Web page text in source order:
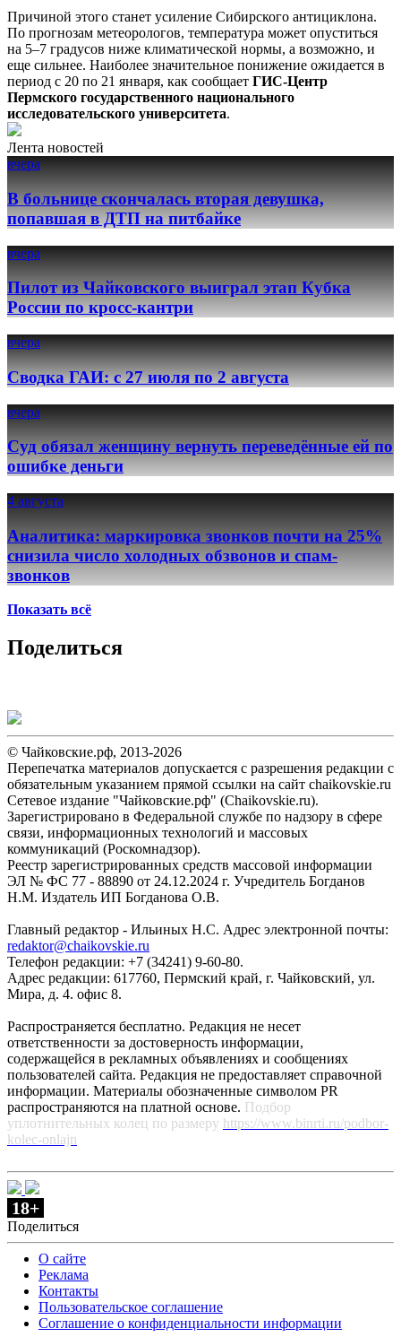
Причиной этого станет усиление Сибирского антициклона.
По прогнозам метеорологов, температура может опуститься
на 5–7 градусов ниже климатической нормы, а возможно, и
еще сильнее. Наиболее значительное понижение ожидается в
период с 20 по 21 января, как сообщает ГИС-Центр
Пермского государственного национального
исследовательского университета.
Лента новостей
вчера
В больнице скончалась вторая девушка,
попавшая в ДТП на питбайке
вчера
Пилот из Чайковского выиграл этап Кубка
России по кросс-кантри
вчера
Сводка ГАИ: с 27 июля по 2 августа
вчера
Суд обязал женщину вернуть переведённые ей по
ошибке деньги
4 августа
Аналитика: маркировка звонков почти на 25%
снизила число холодных обзвонов и спам-
звонков
Показать всё
Поделиться
© Чайковские.рф, 2013-2026
Перепечатка материалов допускается с разрешения редакции с
обязательным указанием прямой ссылки на сайт chaikovskie.ru
Сетевое издание "Чайковские.рф" (Chaikovskie.ru).
Зарегистрировано в Федеральной службе по надзору в сфере
связи, информационных технологий и массовых
коммуникаций (Роскомнадзор).
Реестр зарегистрированных средств массовой информации
ЭЛ № ФС 77 - 88890 от 24.12.2024 г. Учредитель Богданов
Н.М. Издатель ИП Богданова О.В.
Главный редактор - Ильиных Н.С. Адрес электронной почты:
redaktor@chaikovskie.ru
Телефон редакции: +7 (34241) 9-60-80.
Адрес редакции: 617760, Пермский край, г. Чайковский, ул.
Мира, д. 4. офис 8.
Распространяется бесплатно. Редакция не несет
ответственности за достоверность информации,
содержащейся в рекламных объявлениях и сообщениях
пользователей сайта. Редакция не предоставляет справочной
информации. Материалы обозначенные символом PR
распространяются на платной основе. Подбор
уплотнительных колец по размеру https://www.binrti.ru/podbor-
kolec-onlajn
18+
Поделиться
О сайте
Реклама
Контакты
Пользовательское соглашение
Соглашение о конфиденциальности информации